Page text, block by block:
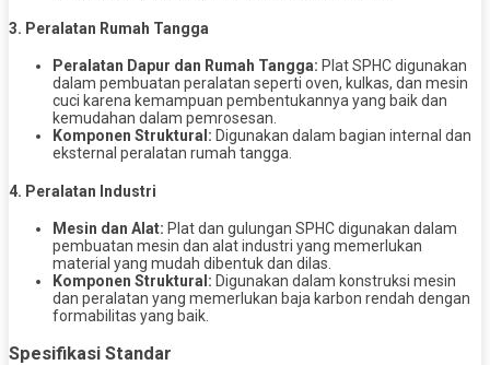
3. Peralatan Rumah Tangga
Peralatan Dapur dan Rumah Tangga: Plat SPHC digunakan
dalam pembuatan peralatan seperti oven, kulkas, dan mesin
cuci karena kemampuan pembentukannya yang baik dan
kemudahan dalam pemrosesan.
Komponen Struktural: Digunakan dalam bagian internal dan
eksternal peralatan rumah tangga.
4. Peralatan Industri
Mesin dan Alat: Plat dan gulungan SPHC digunakan dalam
pembuatan mesin dan alat industri yang memerlukan
material yang mudah dibentuk dan dilas.
Komponen Struktural: Digunakan dalam konstruksi mesin
dan peralatan yang memerlukan baja karbon rendah dengan
formabilitas yang baik.
Spesifikasi Standar